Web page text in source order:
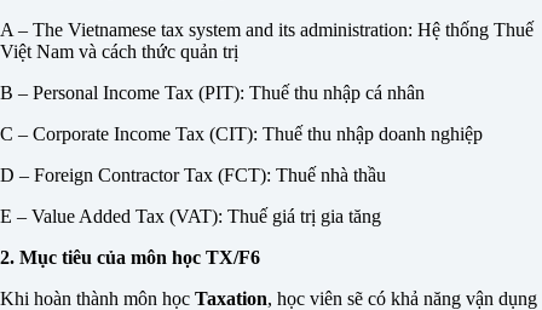
A – The Vietnamese tax system and its administration: Hệ thống Thuế
Việt Nam và cách thức quản trị
B – Personal Income Tax (PIT): Thuế thu nhập cá nhân
C – Corporate Income Tax (CIT): Thuế thu nhập doanh nghiệp
D – Foreign Contractor Tax (FCT): Thuế nhà thầu
E – Value Added Tax (VAT): Thuế giá trị gia tăng
2. Mục tiêu của môn học TX/F6
Khi hoàn thành môn học Taxation, học viên sẽ có khả năng vận dụng